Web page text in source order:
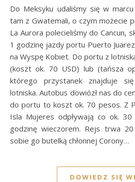
Do Meksyku udaliśmy się w marcu 2016r., przylecieliśmy
tam z Gwatemali, o czym możecie
La Aurora polecieliśmy do Cancun,
1 godzinę jazdy portu Puerto
na Wyspę Kobiet. Do portu z
(koszt ok. 70 USD) lub (tańsza
którego przystanek znajduje
lotniska. Autobus dowiózł nas do
do portu to koszt ok. 70 pesos. Z
Isla Mujeres odpływają co ok.
godzinę wieczorem. Rejs trwa
sobie go butelką chłonnej Corony…
DOWIEDZ SIĘ